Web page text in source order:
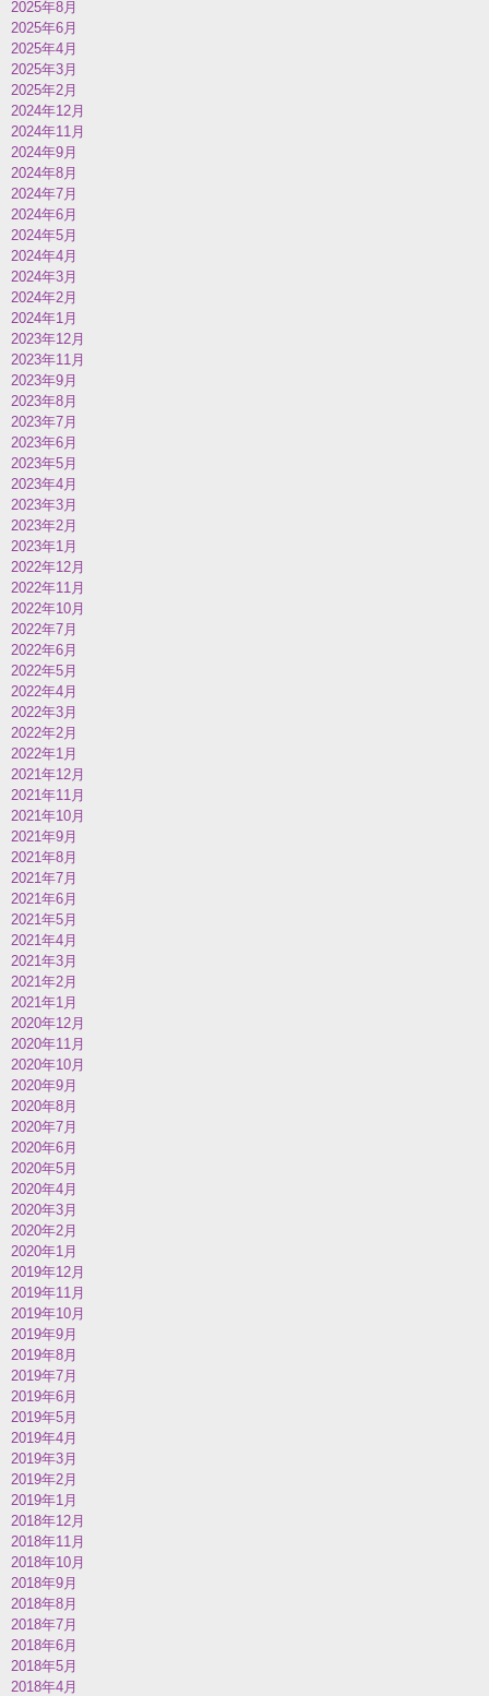
2025年8月
2025年6月
2025年4月
2025年3月
2025年2月
2024年12月
2024年11月
2024年9月
2024年8月
2024年7月
2024年6月
2024年5月
2024年4月
2024年3月
2024年2月
2024年1月
2023年12月
2023年11月
2023年9月
2023年8月
2023年7月
2023年6月
2023年5月
2023年4月
2023年3月
2023年2月
2023年1月
2022年12月
2022年11月
2022年10月
2022年7月
2022年6月
2022年5月
2022年4月
2022年3月
2022年2月
2022年1月
2021年12月
2021年11月
2021年10月
2021年9月
2021年8月
2021年7月
2021年6月
2021年5月
2021年4月
2021年3月
2021年2月
2021年1月
2020年12月
2020年11月
2020年10月
2020年9月
2020年8月
2020年7月
2020年6月
2020年5月
2020年4月
2020年3月
2020年2月
2020年1月
2019年12月
2019年11月
2019年10月
2019年9月
2019年8月
2019年7月
2019年6月
2019年5月
2019年4月
2019年3月
2019年2月
2019年1月
2018年12月
2018年11月
2018年10月
2018年9月
2018年8月
2018年7月
2018年6月
2018年5月
2018年4月